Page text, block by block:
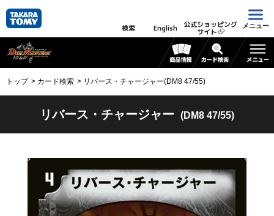
検索 English 公式ショッピング
サイト
メニュー
トップ カード検索 リバース・チャージャー(DM8 47/55)
リバース・チャージャー (DM8 47/55)